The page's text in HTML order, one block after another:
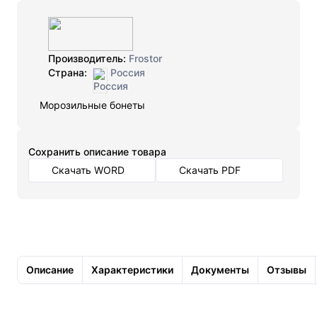
Производитель: Frostor
Страна:
Россия
Морозильные бонеты
Cохранить описание товара
Скачать WORD
Скачать PDF
Описание Характеристики Документы Отзывы